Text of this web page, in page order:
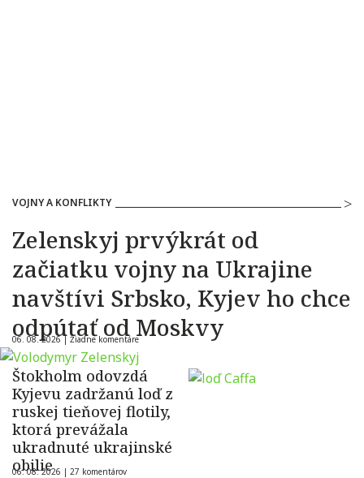
VOJNY A KONFLIKTY
Zelenskyj prvýkrát od
začiatku vojny na Ukrajine
navštívi Srbsko, Kyjev ho chce
odpútať od Moskvy
06. 08. 2026 | Žiadne komentáre
Štokholm odovzdá
Kyjevu zadržanú loď z
ruskej tieňovej flotily,
ktorá prevážala
ukradnuté ukrajinské
obilie
06. 08. 2026 | 27 komentárov